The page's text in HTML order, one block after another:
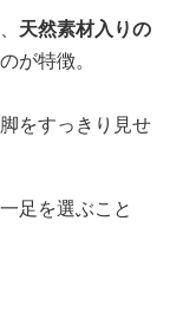
天然素材入りの
のが特徴。
をすっきり見せ
足を選ぶこと